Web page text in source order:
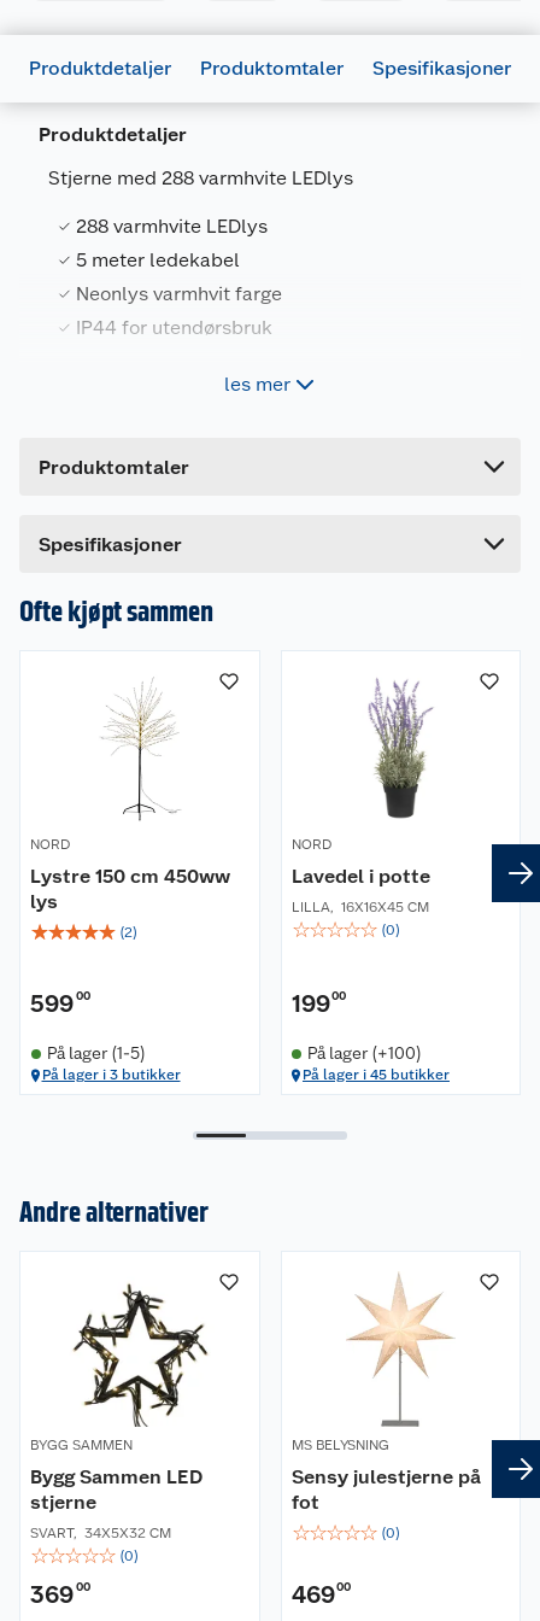
Produktdetaljer Produktomtaler Spesifikasjoner
Produktdetaljer
Stjerne med 288 varmhvite LEDlys
288 varmhvite LEDlys
5 meter ledekabel
Neonlys varmhvit farge
IP44 for utendørsbruk
6 m ledekabel. IP44 for utendørsbruk. Str:
les mer
Produktomtaler
Dette produktet har ikke fått noen omtale ennå.
en omtale.
Spesifikasjoner
Generelt
Artikkelnummer
Leverandørens
artikkelnummer
Lengde
Ofte kjøpt sammen
NORD
Lystre 150 cm 450ww
lys
☆☆☆☆☆ (2)
59900
På lager (1-5)
På lager i 3 butikker
NORD
Lavedel i potte
LILLA, 16X16X45 CM
☆☆☆☆☆ (0)
19900
På lager (+100)
På lager i 45 butikker
Andre alternativer
BYGG SAMMEN
Bygg Sammen LED
stjerne
SVART, 34X5X32 CM
☆☆☆☆☆ (0)
36900
MS BELYSNING
Sensy julestjerne på
fot
☆☆☆☆☆ (0)
46900
Butikker
Kontakt oss
Retur- og angrerett
Reklamasjon
Ofte stilte spørsmål
Om oss
Våre merkevarer
Våre kjeder
Kjøpsvilkår
Personvern
Cookies
Lavprisløfte
Åpent kjøp
Hageinspirasjon
Oppussing med utemaling
Oppussing med innemaling